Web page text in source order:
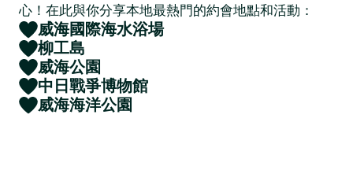
心！在此與你分享本地最熱門的約會地點和活動：
威海國際海水浴場
柳工島
威海公園
中日戰爭博物館
威海海洋公園